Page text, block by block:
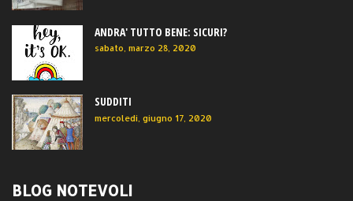
ANDRA' TUTTO BENE: SICURI?
sabato, marzo 28, 2020
SUDDITI
mercoledì, giugno 17, 2020
BLOG NOTEVOLI